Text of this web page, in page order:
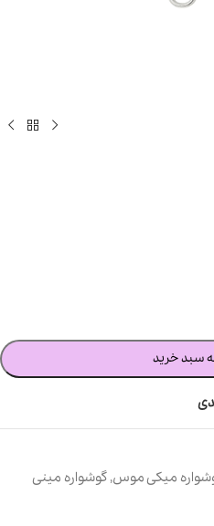
سبد خرید
میکی موس, گوشواره مینی